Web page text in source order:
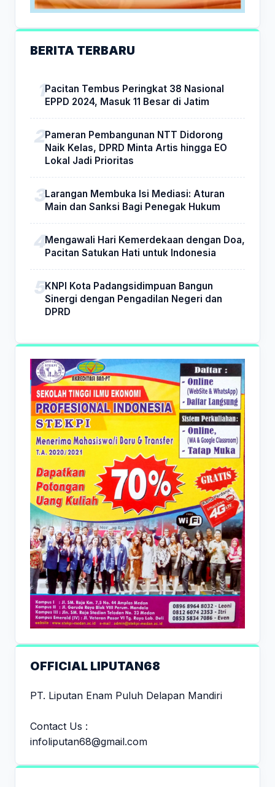
BERITA TERBARU
Pacitan Tembus Peringkat 38 Nasional
EPPD 2024, Masuk 11 Besar di Jatim
Pameran Pembangunan NTT Didorong
Naik Kelas, DPRD Minta Artis hingga EO
Lokal Jadi Prioritas
Larangan Membuka Isi Mediasi: Aturan
Main dan Sanksi Bagi Penegak Hukum
Mengawali Hari Kemerdekaan dengan Doa,
Pacitan Satukan Hati untuk Indonesia
KNPI Kota Padangsidimpuan Bangun
Sinergi dengan Pengadilan Negeri dan
DPRD
OFFICIAL LIPUTAN68
PT. Liputan Enam Puluh Delapan Mandiri
Contact Us :
infoliputan68@gmail.com